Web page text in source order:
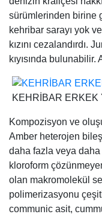
Kompozisyon ve
Amber heterojen
daha fazla veya daha
kloroform
polimerizasyonu
communic asit,
20 H 32) ve trienleri,
Kehribar yılda
sıra alır
halkalanmalar .
200 ° C (392 ° F)
yağ elde ve “kehribar